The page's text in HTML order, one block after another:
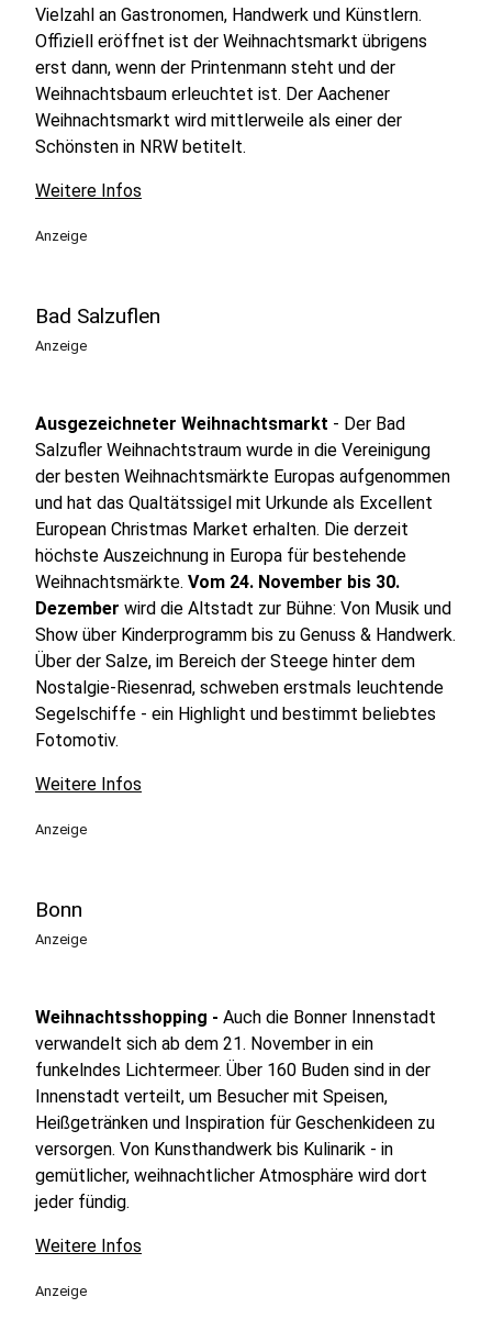
6
Siegburg
Marktplatz siegburg
7
Bonn
Münsterplatz Bonn
8
9
Kölner Dom
10
Köln
Kölner Dom
11
Meerbuch Büderich
Dr.-Franz-Schütz-Platz
12
Münster
Lamberti münster
Aachen
14
Altenberg
15
Grünewald Schloss
Schloss Grünewald
16
Mettmann
St. Lambertus Mettmann
Moers
Vielzahl an Gastronomen, Handwerk und Künstlern.
Offiziell eröffnet ist der Weihnachtsmarkt übrigens
erst dann, wenn der Printenmann steht und der
Weihnachtsbaum erleuchtet ist. Der Aachener
Weihnachtsmarkt wird mittlerweile als einer der
Schönsten in NRW betitelt.
Weitere Infos
Anzeige
Bad Salzuflen
Anzeige
Ausgezeichneter Weihnachtsmarkt - Der Bad
Salzufler Weihnachtstraum wurde in die Vereinigung
der besten Weihnachtsmärkte Europas aufgenommen
und hat das Qualtätssigel mit Urkunde als Excellent
European Christmas Market erhalten. Die derzeit
höchste Auszeichnung in Europa für bestehende
Weihnachtsmärkte. Vom 24. November bis 30.
Dezember wird die Altstadt zur Bühne: Von Musik und
Show über Kinderprogramm bis zu Genuss & Handwerk.
Über der Salze, im Bereich der Steege hinter dem
Nostalgie-Riesenrad, schweben erstmals leuchtende
Segelschiffe - ein Highlight und bestimmt beliebtes
Fotomotiv.
Weitere Infos
Anzeige
Bonn
Anzeige
Weihnachtsshopping - Auch die Bonner Innenstadt
verwandelt sich ab dem 21. November in ein
funkelndes Lichtermeer. Über 160 Buden sind in der
Innenstadt verteilt, um Besucher mit Speisen,
Heißgetränken und Inspiration für Geschenkideen zu
versorgen. Von Kunsthandwerk bis Kulinarik - in
gemütlicher, weihnachtlicher Atmosphäre wird dort
jeder fündig.
Weitere Infos
Anzeige